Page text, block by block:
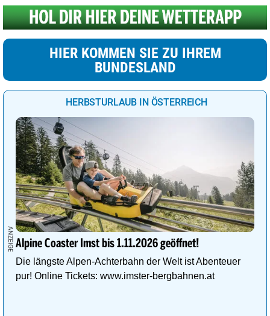
HIER KOMMEN SIE ZU IHREM
BUNDESLAND
HERBSTURLAUB IN ÖSTERREICH
Alpine Coaster Imst bis 1.11.2026 geöffnet!
Die längste Alpen-Achterbahn der Welt ist Abenteuer
pur! Online Tickets: www.imster-bergbahnen.at